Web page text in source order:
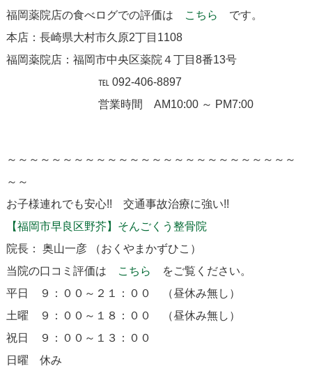
福岡薬院店の食べログでの評価は
こちら
です。
本店：長崎県大村市久原2丁目1108
福岡薬院店：福岡市中央区薬院４丁目8番13号
℡ 092-406-8897
営業時間 AM10:00 ～ PM7:00
～～～～～～～～～～～～～～～～～～～～～～～～～～
～～
お子様連れでも安心!! 交通事故治療に強い!!
【福岡市早良区野芥】そんごくう整骨院
院長： 奥山一彦 （おくやまかずひこ）
当院の口コミ評価は
こちら
をご覧ください。
平日 ９：００～２１：００ （昼休み無し）
土曜 ９：００～１８：００ （昼休み無し）
祝日 ９：００～１３：００
日曜 休み